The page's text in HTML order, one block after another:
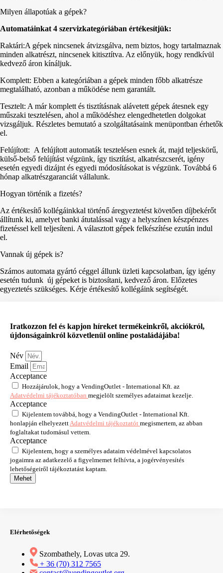
Milyen állapotúak a gépek?
Automatáinkat 4 szervizkategóriában értékesítjük:
Raktári:A gépek nincsenek átvizsgálva, nem biztos, hogy tartalmaznak
minden alkatrészt, nincsenek kitisztítva. Az előnyük, hogy rendkívül
kedvező áron kínáljuk.
Komplett: Ebben a kategóriában a gépek minden főbb alkatrésze
megtalálható, azonban a működése nem garantált.
Tesztelt: A már komplett és tisztításnak alávetett gépek átesnek egy
műszaki tesztelésen, ahol a működéshez elengedhetetlen dolgokat
vizsgáljuk. Részletes bemutató a szolgáltatásaink menüpontban érhetők
el.
Felújított: A felújított automaták tesztelésen esnek át, majd teljeskörű,
külső-belső felújítást végzünk, így tisztítást, alkatrészcserét, igény
esetén egyedi dizájnt és egyedi módosításokat is végzünk. Továbbá 6
hónap alkatrészgaranciát vállalunk.
Hogyan történik a fizetés?
Az értékesítő kollégáinkkal történő áregyeztetést követően díjbekérőt
állítunk ki, amelyet banki átutalással vagy a helyszínen készpénzes
fizetéssel kell teljesíteni. A választott gépek felkészítése ezután indul
el.
Vannak új gépek is?
Számos automata gyártó céggel állunk üzleti kapcsolatban, így igény
esetén tudunk új gépeket is biztosítani, kedvező áron. Előzetes
egyeztetés szükséges. Kérje értékesítő kollégáink segítségét.
Iratkozzon fel és kapjon híreket termékeinkről, akciókról,
újdonságainkról közvetlenül online postaládájába!
Név
Email
Acceptance
Hozzájárulok, hogy a VendingOutlet - International Kft. az
Adatvédelmi tájékoztatóban megjelölt személyes adataimat kezelje.
Acceptance
Kijelentem továbbá, hogy a VendingOutlet - International Kft.
honlapján elhelyezett Adatvédelmi tájékoztatót megismertem, az abban
foglaltakat tudomásul vettem.
Acceptance
Kijelentem, hogy a személyes adataim védelmével kapcsolatos
jogaimra az adatkezelő a figyelmemet felhívta, a jogérvényesítés
lehetőségeiről tájékoztatást kaptam.
Mehet
Elérhetőségek
Szombathely, Lovas utca 29.
+ 36 (70) 312 7565